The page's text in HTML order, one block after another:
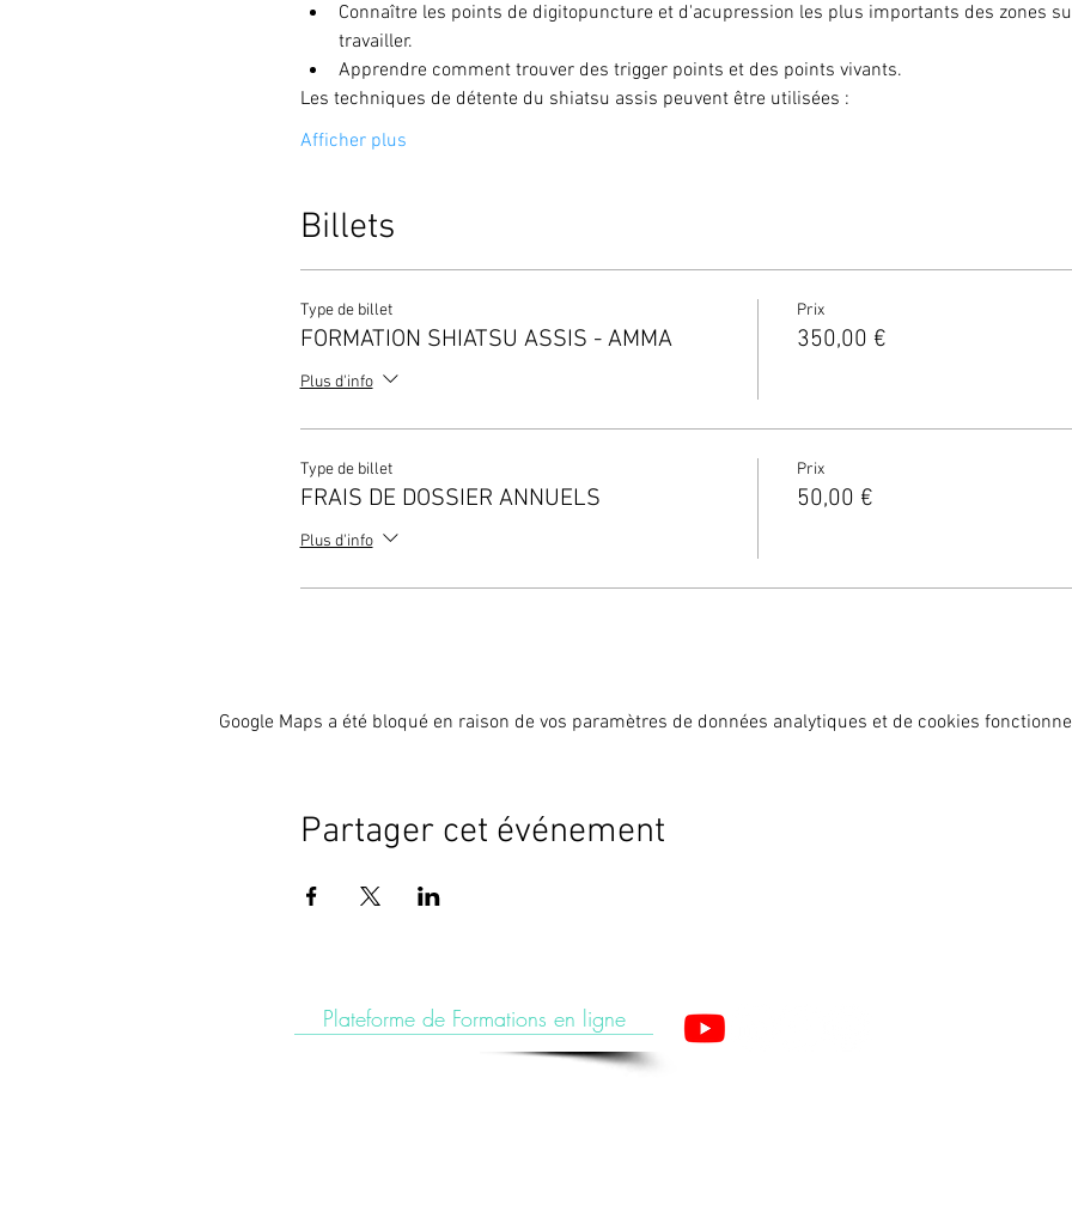
Connaître les points de digitopuncture et d'acupression les plus importants des zones
travailler.
Apprendre comment trouver des trigger points et des points vivants.
Les techniques de détente du shiatsu assis peuvent être utilisées :
Afficher plus
Billets
Type de billet
FORMATION SHIATSU ASSIS - AMMA
Plus d'info
Prix
350,00 €
Type de billet
FRAIS DE DOSSIER ANNUELS
Plus d'info
Prix
50,00 €
Google Maps a été bloqué en raison de vos paramètres de données analytiques et de cookies
Partager cet événement
Plateforme de Formations en ligne